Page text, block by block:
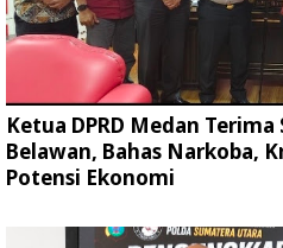
Ketua DPRD Medan
Belawan, Bahas Narkoba,
Potensi Ekonomi